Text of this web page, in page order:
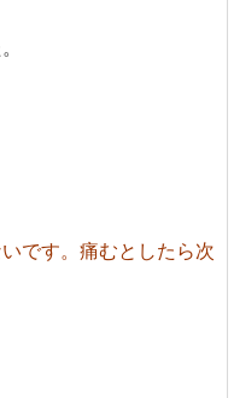
です。痛むとしたら次